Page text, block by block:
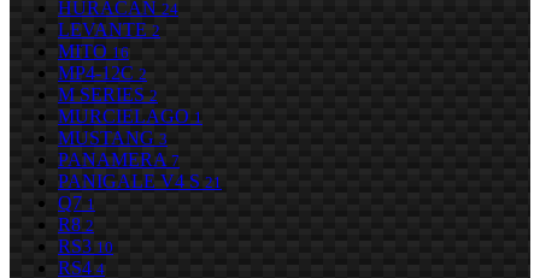
HURACAN 24
LEVANTE 2
MITO 16
MP4-12C 2
M SERIES 2
MURCIELAGO 1
MUSTANG 3
PANAMERA 7
PANIGALE V4 S 21
Q7 1
R8 2
RS3 10
RS4 4